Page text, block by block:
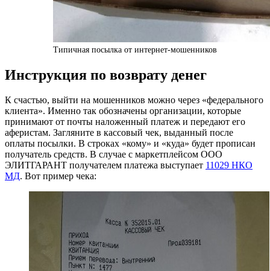
Типичная посылка от интернет-мошенников
Инструкция по возврату денег
К счастью, выйти на мошенников можно через «федерального
клиента». Именно так обозначены организации, которые
принимают от почты наложенный платеж и передают его
аферистам. Загляните в кассовый чек, выданный после
оплаты посылки. В строках «кому» и «куда» будет прописан
получатель средств. В случае с маркетплейсом ООО
ЭЛИТГАРАНТ получателем платежа выступает 11029 НКО
МД. Вот пример чека: